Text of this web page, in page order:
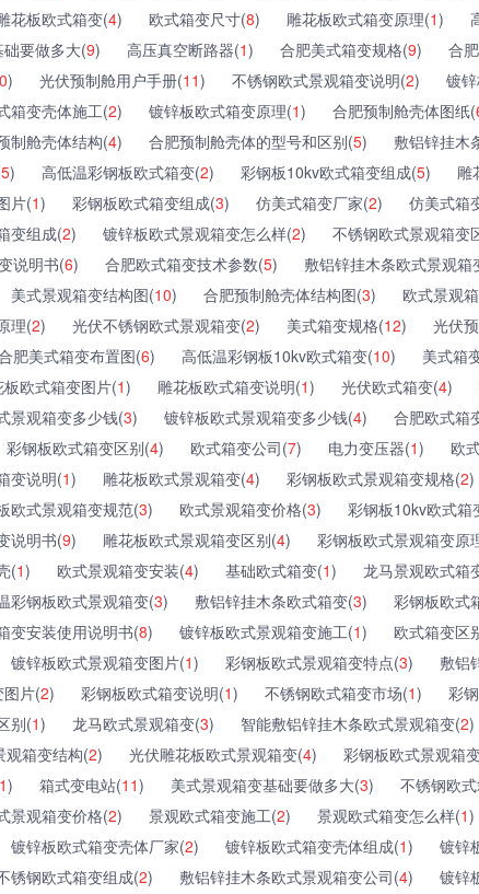
花板欧式箱变(4) 欧式箱变尺寸(8) 雕花板欧式箱变原理(1)
要做多大(9) 高压真空断路器(1) 合肥美式箱变规格(9) 合
) 光伏预制舱用户手册(11) 不锈钢欧式景观箱变说明(2) 镀
箱变壳体施工(2) 镀锌板欧式箱变原理(1) 合肥预制舱壳体图纸(
制舱壳体结构(4) 合肥预制舱壳体的型号和区别(5) 敷铝锌挂木
5) 高低温彩钢板欧式箱变(2) 彩钢板10kv欧式箱变组成(5) 雕
片(1) 彩钢板欧式箱变组成(3) 仿美式箱变厂家(2) 仿美式箱
变组成(2) 镀锌板欧式景观箱变怎么样(2) 不锈钢欧式景观箱变
说明书(6) 合肥欧式箱变技术参数(5) 敷铝锌挂木条欧式景观箱
美式景观箱变结构图(10) 合肥预制舱壳体结构图(3) 欧式景观
理(2) 光伏不锈钢欧式景观箱变(2) 美式箱变规格(12) 光伏
肥美式箱变布置图(6) 高低温彩钢板10kv欧式箱变(10) 美式箱
板欧式箱变图片(1) 雕花板欧式箱变说明(1) 光伏欧式箱变(4)
景观箱变多少钱(3) 镀锌板欧式景观箱变多少钱(4) 合肥欧式箱
彩钢板欧式箱变区别(4) 欧式箱变公司(7) 电力变压器(1) 欧
变说明(1) 雕花板欧式景观箱变(4) 彩钢板欧式景观箱变规格(2)
欧式景观箱变规范(3) 欧式景观箱变价格(3) 彩钢板10kv欧式箱
说明书(9) 雕花板欧式景观箱变区别(4) 彩钢板欧式景观箱变原
(1) 欧式景观箱变安装(4) 基础欧式箱变(1) 龙马景观欧式箱
彩钢板欧式景观箱变(3) 敷铝锌挂木条欧式箱变(3) 彩钢板欧式
变安装使用说明书(8) 镀锌板欧式景观箱变施工(1) 欧式箱变区
镀锌板欧式景观箱变图片(1) 彩钢板欧式景观箱变特点(3) 敷铝
片(2) 彩钢板欧式箱变说明(1) 不锈钢欧式箱变市场(1) 彩
别(1) 龙马欧式景观箱变(3) 智能敷铝锌挂木条欧式景观箱变(2)
观箱变结构(2) 光伏雕花板欧式景观箱变(4) 彩钢板欧式景观箱
) 箱式变电站(11) 美式景观箱变基础要做多大(3) 不锈钢欧
景观箱变价格(2) 景观欧式箱变施工(2) 景观欧式箱变怎么样(1)
镀锌板欧式箱变壳体厂家(2) 镀锌板欧式箱变壳体组成(1) 镀锌
锈钢欧式箱变组成(2) 敷铝锌挂木条欧式景观箱变公司(4) 镀锌